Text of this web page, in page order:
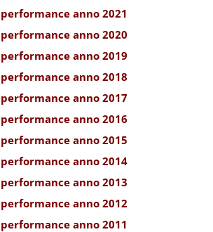
anno 2021
anno 2020
anno 2019
anno 2018
anno 2017
anno 2016
anno 2015
anno 2014
anno 2013
anno 2012
anno 2011